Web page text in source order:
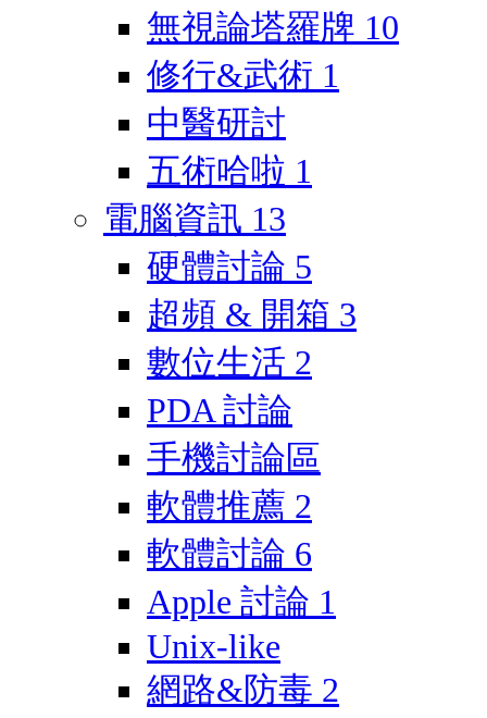
無視論塔羅牌 10
修行&武術 1
中醫研討
五術哈啦 1
電腦資訊 13
硬體討論 5
超頻 & 開箱 3
數位生活 2
PDA 討論
手機討論區
軟體推薦 2
軟體討論 6
Apple 討論 1
Unix-like
網路&防毒 2